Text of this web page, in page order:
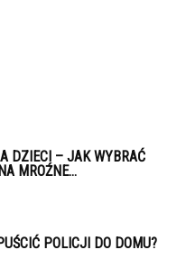
DZIECI – JAK WYBRAĆ
MROŹNE...
POLICJI DO DOMU?